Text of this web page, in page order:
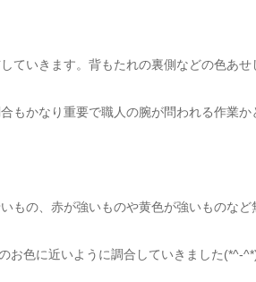
ていきます。背もたれの裏側などの色あ
もかなり重要で職人の腕が問われる作業
もの、赤が強いものや黄色が強いものな
お色に近いように調合していきました(*^-